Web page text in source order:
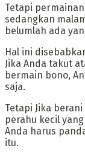
Tetapi
sedangkan
belumlah ada
Hal ini
Jika Anda takut
bermain bono,
saja.
Tetapi Jika
perahu kecil
Anda harus
itu.